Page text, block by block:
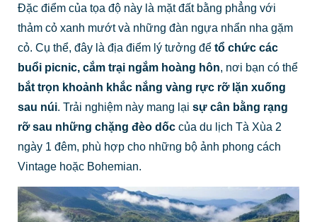
Đặc điểm của tọa độ này là mặt đất bằng phẳng với
thảm cỏ xanh mướt và những đàn ngựa nhẩn nha gặm
cỏ. Cụ thể, đây là địa điểm lý tưởng để tổ chức các
buổi picnic, cắm trại ngắm hoàng hôn, nơi bạn có thể
bắt trọn khoảnh khắc nắng vàng rực rỡ lặn xuống
sau núi. Trải nghiệm này mang lại sự cân bằng rạng
rỡ sau những chặng đèo dốccủa du lịch Tà Xùa 2
ngày 1 đêm, phù hợp cho những bộ ảnh phong cách
Vintage hoặc Bohemian.